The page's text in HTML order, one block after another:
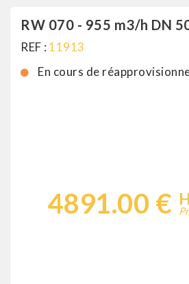
RW 070 - 955 m3/h DN
REF : 11913
En cours de
4891.00 €